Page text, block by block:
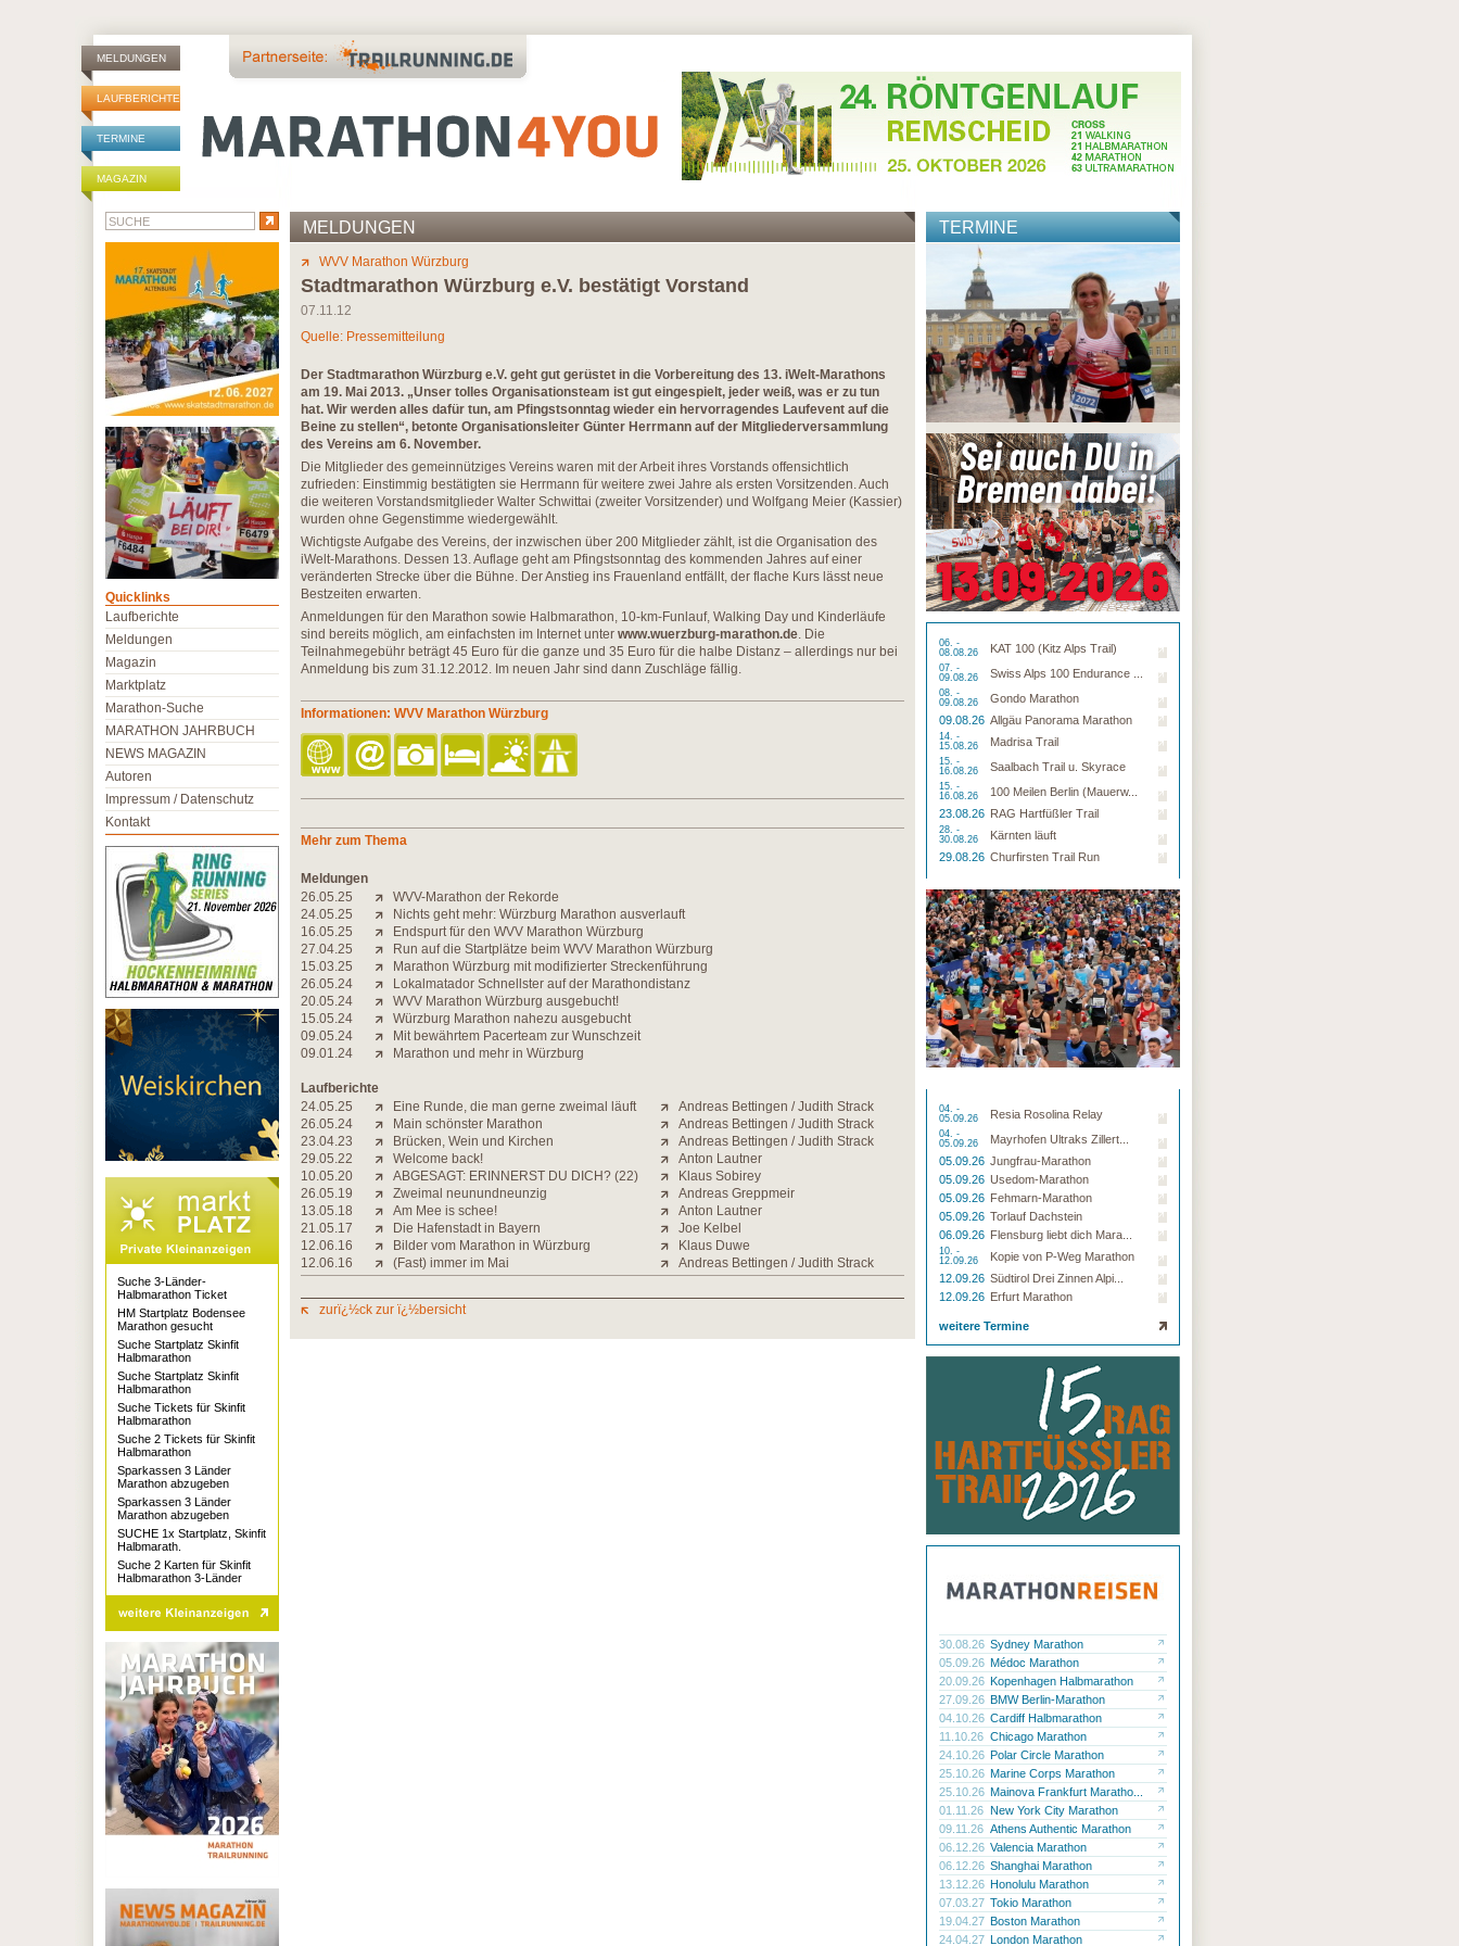
MELDUNGEN
LAUFBERICHTE
TERMINE
MAGAZIN
MELDUNGEN
WVV Marathon Würzburg
Stadtmarathon Würzburg e.V. bestätigt Vorstand
07.11.12
Quelle: Pressemitteilung
Der Stadtmarathon Würzburg e.V. geht gut gerüstet in die Vorbereitung des 13. iWelt-Marathons
am 19. Mai 2013. „Unser tolles Organisationsteam ist gut eingespielt, jeder weiß, was er zu tun
hat. Wir werden alles dafür tun, am Pfingstsonntag wieder ein hervorragendes Laufevent auf die
Beine zu stellen“, betonte Organisationsleiter Günter Herrmann auf der Mitgliederversammlung
des Vereins am 6. November.
Die Mitglieder des gemeinnütziges Vereins waren mit der Arbeit ihres Vorstands offensichtlich
zufrieden: Einstimmig bestätigten sie Herrmann für weitere zwei Jahre als ersten Vorsitzenden. Auch
die weiteren Vorstandsmitglieder Walter Schwittai (zweiter Vorsitzender) und Wolfgang Meier (Kassier)
wurden ohne Gegenstimme wiedergewählt.
Wichtigste Aufgabe des Vereins, der inzwischen über 200 Mitglieder zählt, ist die Organisation des
iWelt-Marathons. Dessen 13. Auflage geht am Pfingstsonntag des kommenden Jahres auf einer
veränderten Strecke über die Bühne. Der Anstieg ins Frauenland entfällt, der flache Kurs lässt neue
Bestzeiten erwarten.
Anmeldungen für den Marathon sowie Halbmarathon, 10-km-Funlauf, Walking Day und Kinderläufe
sind bereits möglich, am einfachsten im Internet unter www.wuerzburg-marathon.de. Die
Teilnahmegebühr beträgt 45 Euro für die ganze und 35 Euro für die halbe Distanz – allerdings nur bei
Anmeldung bis zum 31.12.2012. Im neuen Jahr sind dann Zuschläge fällig.
Informationen: WVV Marathon Würzburg
Mehr zum Thema
Meldungen
26.05.25
WVV-Marathon der Rekorde
24.05.25
Nichts geht mehr: Würzburg Marathon ausverlauft
16.05.25
Endspurt für den WVV Marathon Würzburg
27.04.25
Run auf die Startplätze beim WVV Marathon Würzburg
15.03.25
Marathon Würzburg mit modifizierter Streckenführung
26.05.24
Lokalmatador Schnellster auf der Marathondistanz
20.05.24
WVV Marathon Würzburg ausgebucht!
15.05.24
Würzburg Marathon nahezu ausgebucht
09.05.24
Mit bewährtem Pacerteam zur Wunschzeit
09.01.24
Marathon und mehr in Würzburg
Laufberichte
24.05.25
Eine Runde, die man gerne zweimal läuft
Andreas Bettingen / Judith Strack
26.05.24
Main schönster Marathon
Andreas Bettingen / Judith Strack
23.04.23
Brücken, Wein und Kirchen
Andreas Bettingen / Judith Strack
29.05.22
Welcome back!
Anton Lautner
10.05.20
ABGESAGT: ERINNERST DU DICH? (22)
Klaus Sobirey
26.05.19
Zweimal neunundneunzig
Andreas Greppmeir
13.05.18
Am Mee is schee!
Anton Lautner
21.05.17
Die Hafenstadt in Bayern
Joe Kelbel
12.06.16
Bilder vom Marathon in Würzburg
Klaus Duwe
12.06.16
(Fast) immer im Mai Andreas Bettingen / Judith Strack
zurï¿½ck zur ï¿½bersicht
TERMINE
06. -
08.08.26
KAT 100 (Kitz Alps Trail)
07. -
09.08.26
Swiss Alps 100 Endurance ...
08. -
09.08.26
Gondo Marathon
09.08.26 Allgäu Panorama Marathon
14. -
15.08.26
Madrisa Trail
15. -
16.08.26
Saalbach Trail u. Skyrace
15. -
16.08.26
100 Meilen Berlin (Mauerw...
23.08.26 RAG Hartfüßler Trail
28. -
30.08.26
Kärnten läuft
29.08.26 Churfirsten Trail Run
04. -
05.09.26
Resia Rosolina Relay
04. -
05.09.26
Mayrhofen Ultraks Zillert...
05.09.26 Jungfrau-Marathon
05.09.26 Usedom-Marathon
05.09.26 Fehmarn-Marathon
05.09.26 Torlauf Dachstein
06.09.26 Flensburg liebt dich Mara...
10. -
12.09.26
Kopie von P-Weg Marathon
12.09.26 Südtirol Drei Zinnen Alpi...
12.09.26 Erfurt Marathon
weitere Termine
30.08.26 Sydney Marathon
05.09.26 Médoc Marathon
20.09.26 Kopenhagen Halbmarathon
27.09.26 BMW Berlin-Marathon
04.10.26 Cardiff Halbmarathon
11.10.26 Chicago Marathon
24.10.26 Polar Circle Marathon
25.10.26 Marine Corps Marathon
25.10.26 Mainova Frankfurt Maratho...
01.11.26 New York City Marathon
09.11.26 Athens Authentic Marathon
06.12.26 Valencia Marathon
06.12.26 Shanghai Marathon
13.12.26 Honolulu Marathon
07.03.27 Tokio Marathon
19.04.27 Boston Marathon
24.04.27 London Marathon
Quicklinks
Laufberichte
Meldungen
Magazin
Marktplatz
Marathon-Suche
MARATHON JAHRBUCH
NEWS MAGAZIN
Autoren
Impressum / Datenschutz
Kontakt
Suche 3-Länder-
Halbmarathon Ticket
HM Startplatz Bodensee
Marathon gesucht
Suche Startplatz Skinfit
Halbmarathon
Suche Startplatz Skinfit
Halbmarathon
Suche Tickets für Skinfit
Halbmarathon
Suche 2 Tickets für Skinfit
Halbmarathon
Sparkassen 3 Länder
Marathon abzugeben
Sparkassen 3 Länder
Marathon abzugeben
SUCHE 1x Startplatz, Skinfit
Halbmarath.
Suche 2 Karten für Skinfit
Halbmarathon 3-Länder